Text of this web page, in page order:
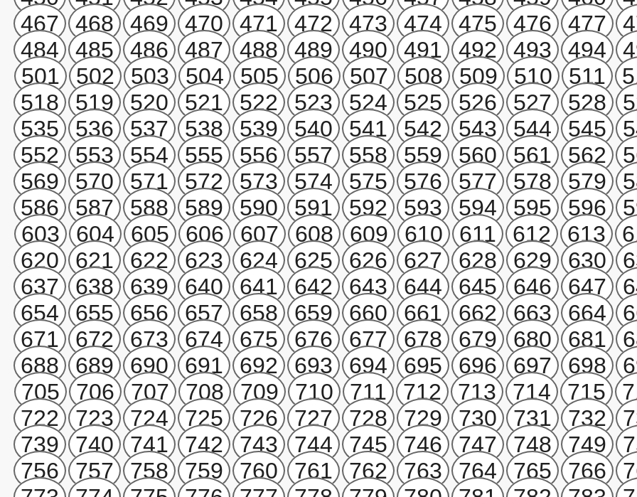
467
468 469 470 471 472 473 474 475 476 477
484
485 486 487 488 489 490 491 492 493 494
501
502 503 504 505 506 507 508 509 510 511
518
519 520 521 522 523 524 525 526 527 528
535
536 537 538 539 540 541 542 543 544 545
552
553 554 555 556 557 558 559 560 561 562
569
570 571 572 573 574 575 576 577 578 579
586
587 588 589 590 591 592 593 594 595 596
603
604 605 606 607 608 609 610 611 612 613
620
621 622 623 624 625 626 627 628 629 630
637
638 639 640 641 642 643 644 645 646 647
654
655 656 657 658 659 660 661 662 663 664
671
672 673 674 675 676 677 678 679 680 681
688
689 690 691 692 693 694 695 696 697 698
705
706 707 708 709 710 711 712 713 714 715
722
723 724 725 726 727 728 729 730 731 732
739
740 741 742 743 744 745 746 747 748 749
756
757 758 759 760 761 762 763 764 765 766